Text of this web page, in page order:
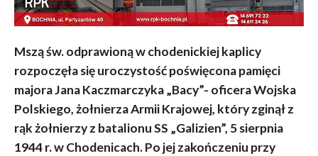
Mszą św. odprawioną w chodenickiej kaplicy
rozpoczęła się uroczystość poświęcona pamięci
majora Jana Kaczmarczyka „Bacy”- oficera Wojska
Polskiego, żołnierza Armii Krajowej, który zginął z
rąk żołnierzy z batalionu SS „Galizien”, 5 sierpnia
1944 r. w Chodenicach. Po jej zakończeniu przy